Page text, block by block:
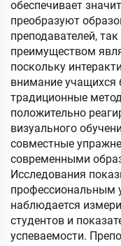
обеспечивает
преобразуют
преподавателей,
преимуществом
поскольку
внимание учащихся
традиционные
положительно
визуального
совместные
современными
Исследования
профессиональным
наблюдается
студентов и
успеваемости.